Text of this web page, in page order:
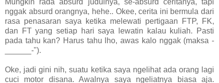
nggak absurd orangnya, hehe.. Okee, cerita ini bermula dari
rasa penasaran saya ketika melewati pertigaan FTP, FK,
dan FT yang setiap hari saya lewatin kalau kuliah. Pasti
pada tahu kan? Harus tahu lho, awas kalo nggak (maksa -
______-").
Oke, jadi gini nih, suatu ketika saya ngelihat ada orang lagi
cuci motor disana. Awalnya saya ngeliatnya biasa aja.